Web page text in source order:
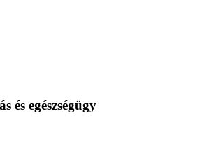
és egészségügy